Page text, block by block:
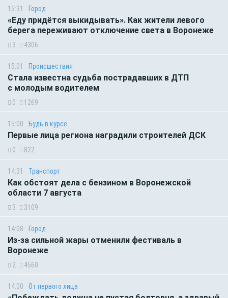
15:31 Город
«Еду придётся выкидывать». Как жители левого
берега переживают отключение света в Воронеже
3 4306
15:01 Происшествия
Стала известна судьба пострадавших в ДТП
с молодым водителем
0 1269
15:00 Будь в курсе
Первые лица региона наградили строителей ДСК
0 822
14:31 Транспорт
Как обстоят дела с бензином в Воронежской
области 7 августа
3 3109
14:08 Город
Из-за сильной жары отменили фестиваль в
Воронеже
2 4560
14:00 От первого лица